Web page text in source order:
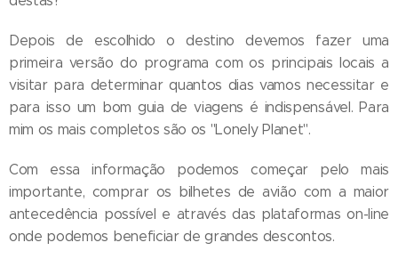
Depois de escolhido o destino devemos fazer uma
primeira versão do programa com os principais locais a
visitar para determinar quantos dias vamos necessitar e
para isso um bom guia de viagens é indispensável. Para
mim os mais completos são os "Lonely Planet".
Com essa informação podemos começar pelo mais
importante, comprar os bilhetes de avião com a maior
antecedência possível e através das plataformas on-line
onde podemos beneficiar de grandes descontos.